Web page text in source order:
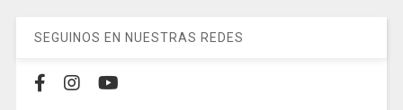
SEGUINOS EN NUESTRAS REDES